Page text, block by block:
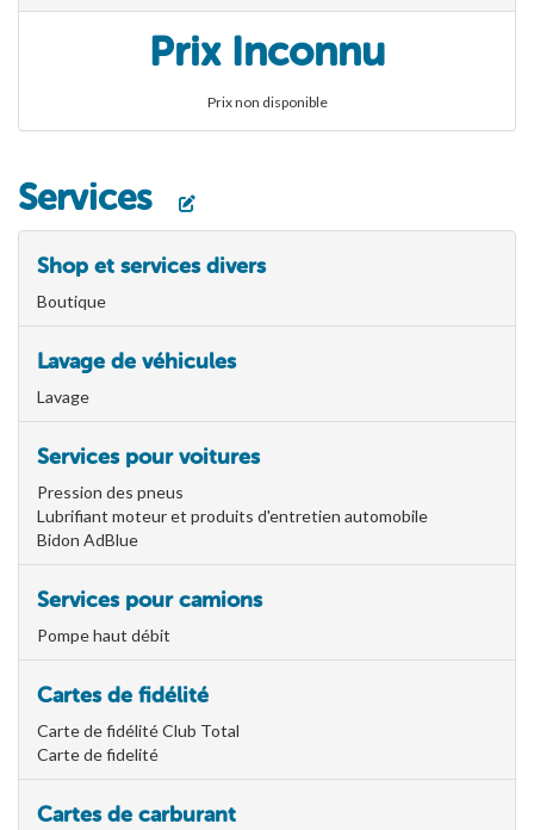
Prix Inconnu
Prix non disponible
Services
Shop et services divers
Boutique
Lavage de véhicules
Lavage
Services pour voitures
Pression des pneus
Lubrifiant moteur et produits d'entretien automobile
Bidon AdBlue
Services pour camions
Pompe haut débit
Cartes de fidélité
Carte de fidélité Club Total
Carte de fidelité
Cartes de carburant